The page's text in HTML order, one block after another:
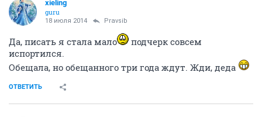
xieling
guru
18 июля 2014 Pravsib
Да, писать я стала мало
подчерк совсем
испортился.
Обещала, но обещанного три года ждут. Жди, деда
ОТВЕТИТЬ